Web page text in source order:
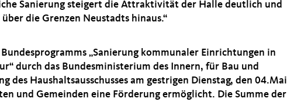
Sanierung steigert die Attraktivität der Halle deutlich und
die Grenzen Neustadts hinaus.“
„Sanierung kommunaler Einrichtungen in
durch das Bundesministerium des Innern, für Bau und
des Haushaltsausschusses am gestrigen Dienstag, den 04.Mai
und Gemeinden eine Förderung ermöglicht. Die Summe der